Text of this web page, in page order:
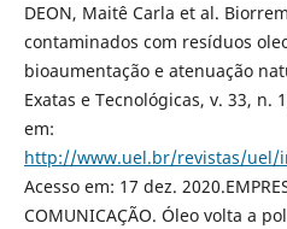
DEON, Maitê Carla et al.
contaminados com resíduos
bioaumentação e atenuação
Exatas e Tecnológicas, v. 33, n.
em:
http://www.uel.br/revistas/uel/
Acesso em: 17 dez.
COMUNICAÇÃO. Óleo volta a